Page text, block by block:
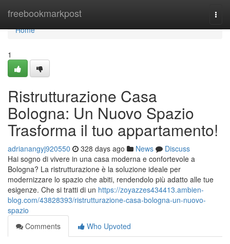
freebookmarkpost
Home
Home
1
Ristrutturazione Casa
Bologna: Un Nuovo Spazio
Trasforma il tuo appartamento!
adrianangyj920550 328 days ago News
Discuss
Hai sogno di vivere in una casa moderna e confortevole a
Bologna? La ristrutturazione è la soluzione ideale per
modernizzare lo spazio che abiti, rendendolo più adatto alle tue
esigenze. Che si tratti di un https://zoyazzes434413.ambien-
blog.com/43828393/ristrutturazione-casa-bologna-un-nuovo-
spazio
Comments
Who Upvoted